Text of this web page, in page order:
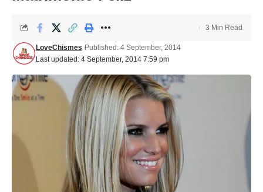
Last updated: 4 September, 2014 7:59 pm
LoveChismes Published: 4 September, 2014
3 Min Read